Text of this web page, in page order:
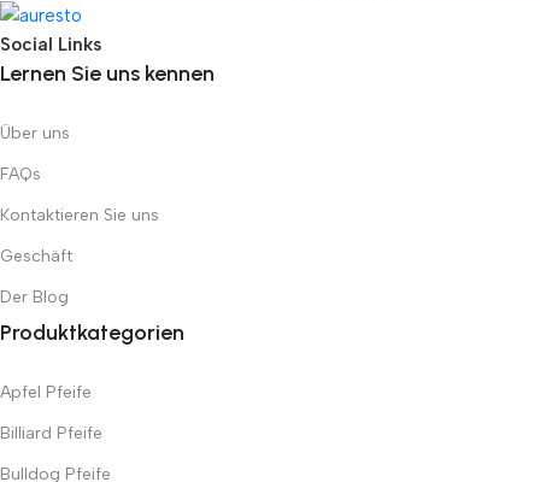
Social Links
Lernen Sie uns kennen
Über uns
FAQs
Kontaktieren Sie uns
Geschäft
Der Blog
Produktkategorien
Apfel Pfeife
Billiard Pfeife
Bulldog Pfeife